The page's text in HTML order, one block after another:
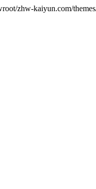
zhw-kaiyun.com/